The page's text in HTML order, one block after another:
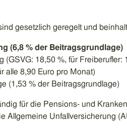
gesetzlich geregelt und
(6,8 % der Beitragsgrundlage)
(GSVG: 18,50 %, für Freiberufler:
alle 8,90 Euro pro Monat)
(1,53 % der Beitragsgrundlage)
für die Pensions- und
Allgemeine Unfallversicherung